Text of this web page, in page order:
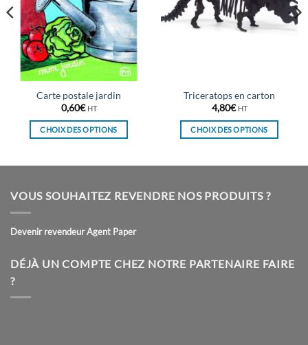
Carte postale jardin
0,60€ HT
CHOIX DES OPTIONS
variations.
options
être
Triceratops en carton
4,80€ HT
CHOIX DES OPTIONS
variations.
être
VOUS SOUHAITEZ REVENDRE NOS PRODUITS ?
Devenir revendeur Agent Paper
DÉJÀ UN COMPTE CHEZ NOTRE PARTENAIRE FAIRE
?